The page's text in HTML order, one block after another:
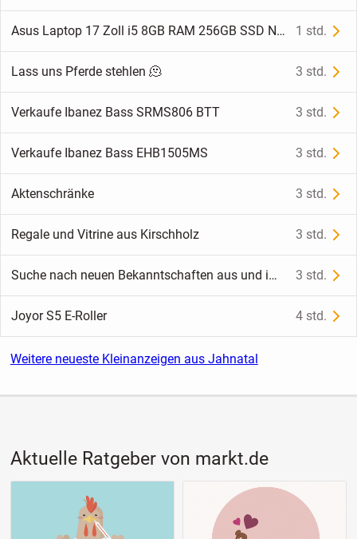
Asus Laptop 17 Zoll i5 8GB RAM 256GB SSD NEUER AKKU 1 std.
Lass uns Pferde stehlen 🫠 3 std.
Verkaufe Ibanez Bass SRMS806 BTT 3 std.
Verkaufe Ibanez Bass EHB1505MS 3 std.
Aktenschränke 3 std.
Regale und Vitrine aus Kirschholz 3 std.
Suche nach neuen Bekanntschaften aus und im Raum Bautzen 3 std.
Joyor S5 E-Roller 4 std.
Weitere neueste Kleinanzeigen aus Jahnatal
Aktuelle Ratgeber von markt.de